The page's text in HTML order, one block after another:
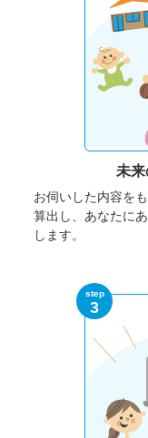
未
お伺いした内容を
算出し、あなたに
します。
step
3